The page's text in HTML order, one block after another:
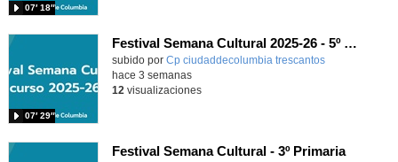
07′ 18″
Festival Semana Cultural 2025-26 - 5º de Primaria
subido por Cp ciudaddecolumbia trescantos
07′ 29″
-
hace 3 semanas
12 visualizaciones
Festival Semana Cultural - 3º Primaria